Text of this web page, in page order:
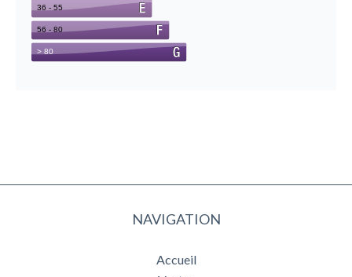
NAVIGATION
Accueil